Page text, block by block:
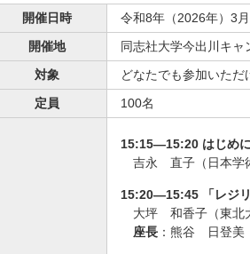
開催日時
令和8年（2026年）3
開催地
同志社大学今出川キ
対象
どなたでも参加いただ
定員
100名
15:15—15:20 はじめに
吉永 直子（日本学
15:20—15:45 「レジリ
大坪 和香子（東北
座長 ：熊谷 日登美